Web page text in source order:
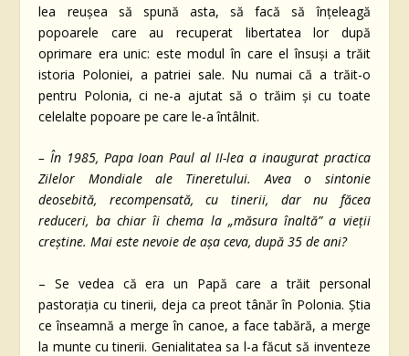
lea reușea să spună asta, să facă să înțeleagă
popoarele care au recuperat libertatea lor după
oprimare era unic: este modul în care el însuși a trăit
istoria Poloniei, a patriei sale. Nu numai că a trăit-o
pentru Polonia, ci ne-a ajutat să o trăim și cu toate
celelalte popoare pe care le-a întâlnit.
– În 1985, Papa Ioan Paul al II-lea a inaugurat practica
Zilelor Mondiale ale Tineretului. Avea o sintonie
deosebită, recompensată, cu tinerii, dar nu făcea
reduceri, ba chiar îi chema la „măsura înaltă” a vieții
creștine. Mai este nevoie de așa ceva, după 35 de ani?
– Se vedea că era un Papă care a trăit personal
pastorația cu tinerii, deja ca preot tânăr în Polonia. Știa
ce înseamnă a merge în canoe, a face tabără, a merge
la munte cu tinerii. Genialitatea sa l-a făcut să inventeze